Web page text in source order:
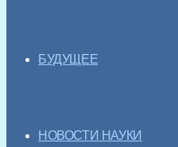
БУДУЩЕЕ
НОВОСТИ НАУКИ